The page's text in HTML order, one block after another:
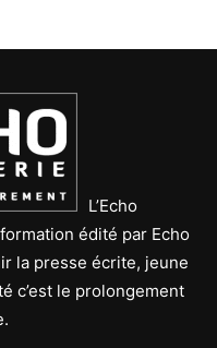
L’Echo
édité par Echo
la presse écrite, jeune
c’est le prolongement